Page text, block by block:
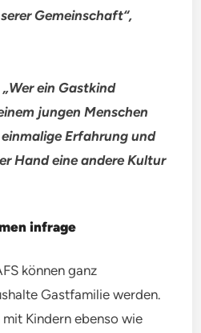
Gemeinschaft“,
„Wer ein Gastkind
jungen Menschen
Erfahrung und
Hand eine andere Kultur
infrage
können ganz
Gastfamilie werden.
mit Kindern ebenso wie